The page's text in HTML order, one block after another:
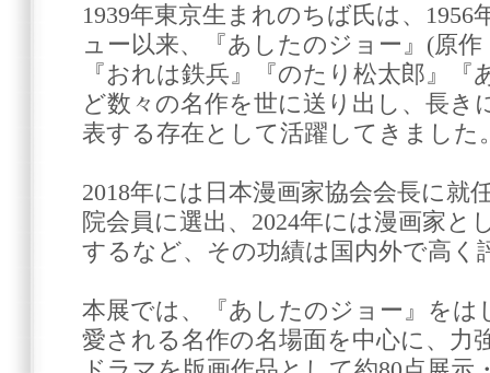
1939年東京生まれのちば氏は、
ュー以来、『あしたのジョー』(原
『おれは鉄兵』『のたり松太郎』
ど数々の名作を世に送り出し、長き
表する存在として活躍してきました
2018年には日本漫画家協会会長に就
院会員に選出、2024年には漫画家と
するなど、その功績は国内外で高く
本展では、『あしたのジョー』をは
愛される名作の名場面を中心に、力